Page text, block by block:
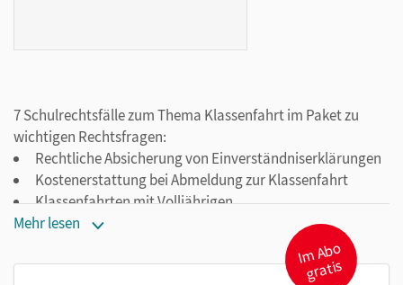
7 Schulrechtsfälle zum Thema Klassenfahrt im Paket zu
wichtigen Rechtsfragen:
Rechtliche Absicherung von Einverständniserklärungen
Kostenerstattung bei Abmeldung zur Klassenfahrt
Klassenfahrten mit Volljährigen
Alimente wegen Klassenfahrt
Rücknahme der Anmeldung zur Klassenfahrt
Ausschluss von der Klassenfahrt
Mehr lesen
I
m
A
b
o
gr
atis